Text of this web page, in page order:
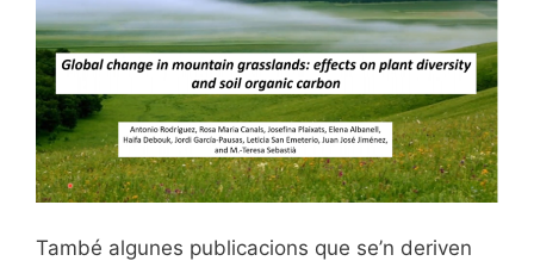
També algunes publicacions que se’n deriven